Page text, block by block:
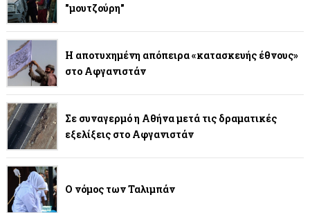
"μουτζούρη"
Η αποτυχημένη απόπειρα «κατασκευής έθνους»
στο Αφγανιστάν
Σε συναγερμό η Αθήνα μετά τις δραματικές
εξελίξεις στο Αφγανιστάν
Ο νόμος των Ταλιμπάν